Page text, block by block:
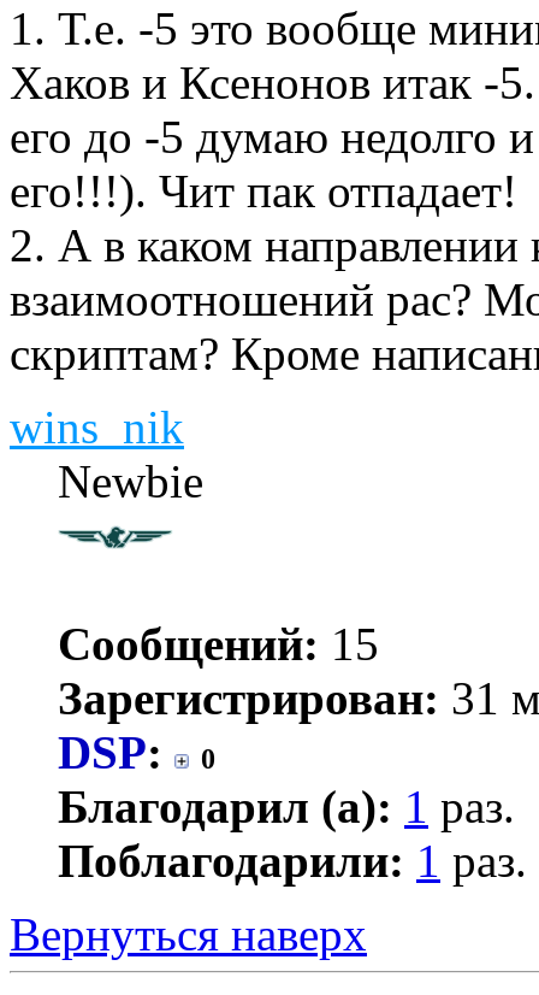
1. Т.е. -5 это вообще
Хаков и Ксенонов итак -
его до -5 думаю недолго
его!!!). Чит пак отпадает!
2. А в каком направлении
взаимоотношений рас?
скриптам? Кроме
wins_nik
Newbie
Сообщений: 15
Зарегистрирован: 31
DSP: 0
Благодарил (а): 1 раз.
Поблагодарили: 1 раз.
Вернуться наверх